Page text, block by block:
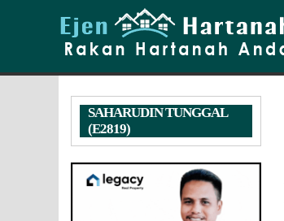
SAHARUDIN TUNGGAL
(E2819)